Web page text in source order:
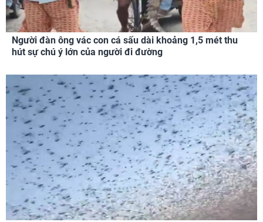
Người đàn ông vác con cá sấu dài khoảng 1,5 mét thu
hút sự chú ý lớn của người đi đường